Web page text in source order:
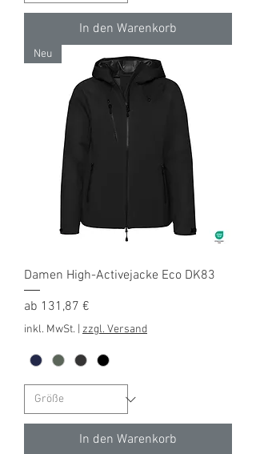
In den Warenkorb
Neu
Damen High-Activejacke Eco DK83
ab 131,87 €
Sale-Preis
inkl. MwSt. zzgl. Versand
In den Warenkorb